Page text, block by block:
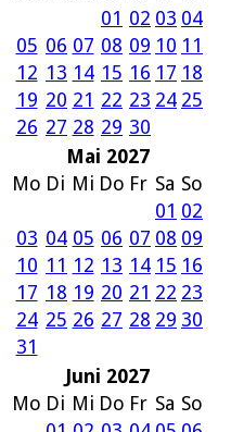
01 02 03 04
05 06 07 08 09 10 11
12 13 14 15 16 17 18
19 20 21 22 23 24 25
26 27 28 29 30
Mai 2027
Mo Di Mi Do Fr Sa So
01 02
03 04 05 06 07 08 09
10 11 12 13 14 15 16
17 18 19 20 21 22 23
24 25 26 27 28 29 30
31
Juni 2027
Mo Di Mi Do Fr Sa So